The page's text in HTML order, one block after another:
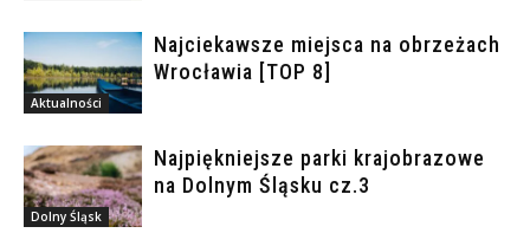
Aktualności
Najciekawsze miejsca na obrzeżach
Wrocławia [TOP 8]
Dolny Śląsk
Najpiękniejsze parki krajobrazowe
na Dolnym Śląsku cz.3